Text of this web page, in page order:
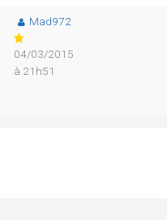
Mad972
04/03/2015
à 21h51